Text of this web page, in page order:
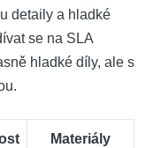
detaily a hladké
se na SLA
hladké díly, ale s
Materiály